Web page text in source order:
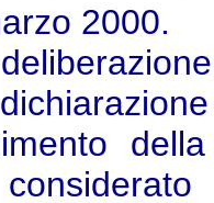
2000.